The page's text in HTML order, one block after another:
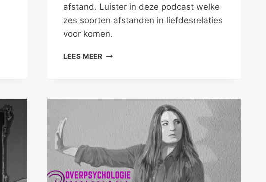
afstand. Luister in deze podcast welke
zes soorten afstanden in liefdesrelaties
voor komen.
LEES MEERAFSTAND